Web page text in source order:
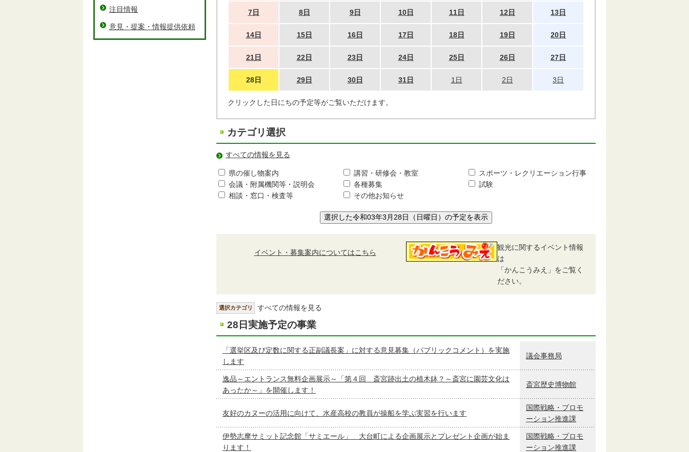
7日 8日 9日 10日 11日 12日 13日
14日 15日 16日 17日 18日 19日 20日
21日 22日 23日 24日 25日 26日 27日
28日 29日 30日 31日 1日 2日 3日
クリックした日にちの予定等がご覧いただけます。
カテゴリ選択
すべての情報を見る
県の催し物案内 講習・研修会・教室
スポーツ・レクリエーション行事
会議・附属機関等・説明会
各種募集
試験
相談・窓口・検査等
その他お知らせ
選択した令和03年3月28日（日曜日）の予定を表示
イベント・募集案内についてはこちら
観光に関するイベント情報
は
「かんこうみえ」をご覧く
ださい。
選択カテゴリ すべての情報を見る
28日実施予定の事業
「選挙区及び定数に関する正副議長案」に対する意見募集（パブリックコメント）を実施
します
議会事務局
逸品～エントランス無料企画展示～「第４回 斎宮跡出土の植木鉢？～斎宮に園芸文化は
あったか～」を開催します！
斎宮歴史博物館
友好のカヌーの活用に向けて、水産高校の教員が操船を学ぶ実習を行います
国際戦略・プロモ
ーション推進課
伊勢志摩サミット記念館「サミエール」 大台町による企画展示とプレゼント企画が始ま
ります！
国際戦略・プロモ
ーション推進課
注目情報
意見・提案・情報提供依頼